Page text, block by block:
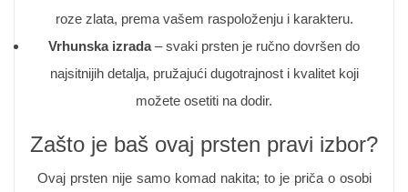
roze zlata, prema vašem raspoloženju i karakteru.
Vrhunska izrada– svaki prsten je ručno dovršen do
najsitnijih detalja, pružajući dugotrajnost i kvalitet koji
možete osetiti na dodir.
Zašto je baš ovaj prsten pravi izbor?
Ovaj prsten nije samo komad nakita; to je priča o osobi